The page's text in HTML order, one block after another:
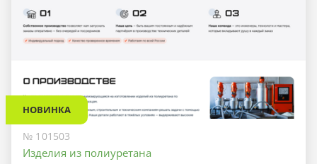
НОВИНКА
№ 101503
Изделия из полиуретана